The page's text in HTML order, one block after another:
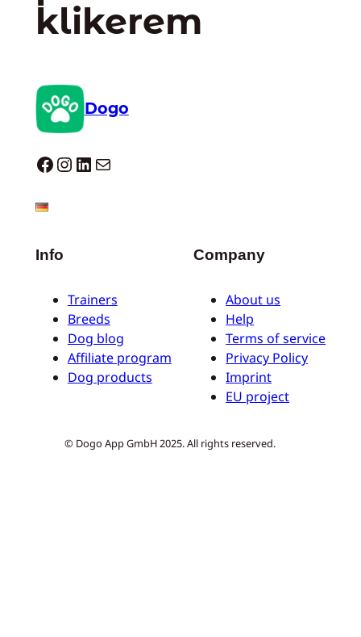
klikerem
Dogo
Dogo facebook InstagramLinkedIn Mail
Info
Trainers
Breeds
Dog blog
Affiliate program
Dog products
Company
About us
Help
Terms of service
Privacy Policy
Imprint
EU project
© Dogo App GmbH 2025. All rights reserved.